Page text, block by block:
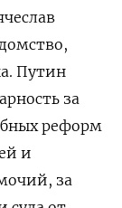
Путин
за
реформ
и
за